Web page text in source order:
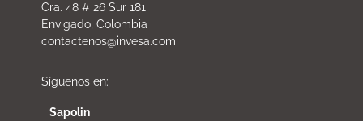
Cra. 48 # 26 Sur 181
Envigado, Colombia
contactenos@invesa.com
Síguenos en:
Sapolin